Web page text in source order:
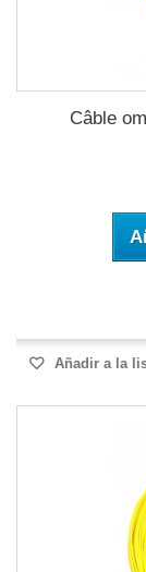
Câble
Añadir a la